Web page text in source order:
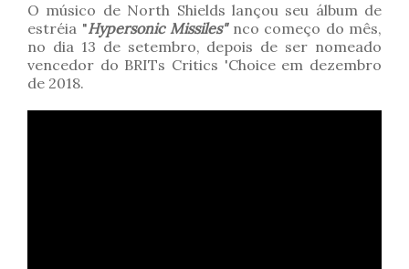
O músico de North Shields lançou seu álbum de
estréia "Hypersonic Missiles"nco começo do mês,
no dia 13 de setembro, depois de ser nomeado
vencedor do BRITs Critics 'Choice em dezembro
de 2018.